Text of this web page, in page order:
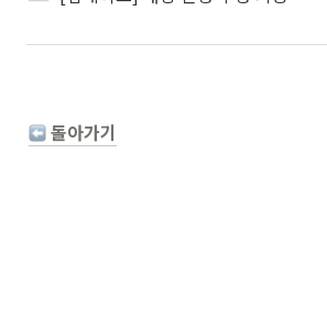
돌아가기